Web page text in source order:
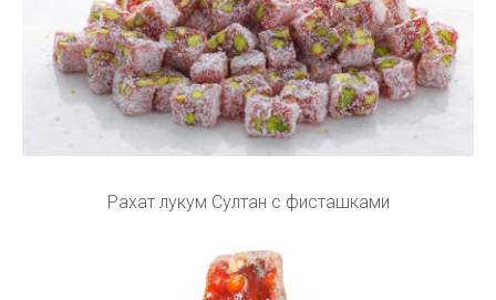
Рахат лукум Султан с фисташками